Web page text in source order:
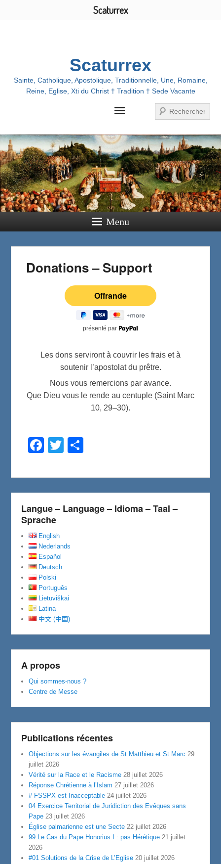
Menu
Scaturrex
Sainte, Catholique, Apostolique, Traditionnelle, Une, Romaine,
Reine, Eglise, Xti du Christ † Tradition † Sede Vacante
Recherche
Menu
Donations – Support
présenté par
Les dons serviront à couvrir les frais et à
soutenir l’apostolat du prêtre.
Nous vous remercions par avance.
Que Dieu vous le rende au centuple (Saint Marc
10, 29–30).
F
o
T
e
g
Langue – Language – Idioma – Taal –
Sprache
English
Nederlands
Español
Deutsch
Polski
Português
Lietuviškai
Latina
中文 (中国)
A propos
Qui sommes-nous ?
Centre de Messe
Publications récentes
Objections sur les évangiles de St Matthieu et St Marc 29
juillet 2026
Vérité sur la Race et le Racisme 28 juillet 2026
Réponse Chrétienne à l’Islam 27 juillet 2026
# FSSPX est Inacceptable 24 juillet 2026
04 Exercice Territorial de Juridiction des Evêques sans
Pape 23 juillet 2026
Église palmarienne est une Secte 22 juillet 2026
99 Le Cas du Pape Honorius I : pas Hérétique 21 juillet
2026
#01 Solutions de la Crise de L’Eglise 20 juillet 2026
Scaturrex